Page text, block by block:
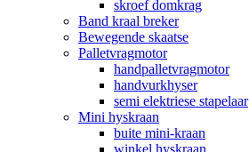
skroef domkrag
Band kraal breker
Bewegende skaatse
Palletvragmotor
handpalletvragmotor
handvurkhyser
semi elektriese stapelaar
Mini hyskraan
buite mini-kraan
winkel hyskraan